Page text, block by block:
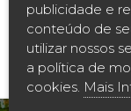
publicidade e
conteúdo de
utilizar nossos
a política de
cookies. Mais